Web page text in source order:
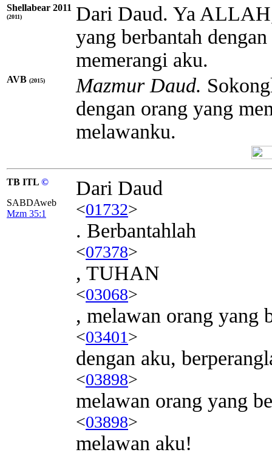
Shellabear 2011
(2011)
Dari Daud. Ya
yang berbantah
memerangi aku.
AVB (2015) Mazmur Daud.
dengan orang yang
melawanku.
TB ITL ©
SABDAweb
Mzm 35:1
Dari Daud
<01732>
. Berbantahlah
<07378>
, TUHAN
<03068>
, melawan orang yang
<03401>
dengan aku,
<03898>
melawan orang yang
<03898>
melawan aku!